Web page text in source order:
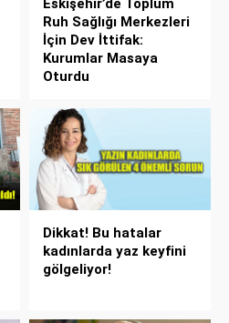
Ruh Sağlığı Merkezleri
İçin Dev İttifak:
Kurumlar Masaya
Oturdu
Dikkat! Bu hatalar
kadınlarda yaz keyfini
gölgeliyor!